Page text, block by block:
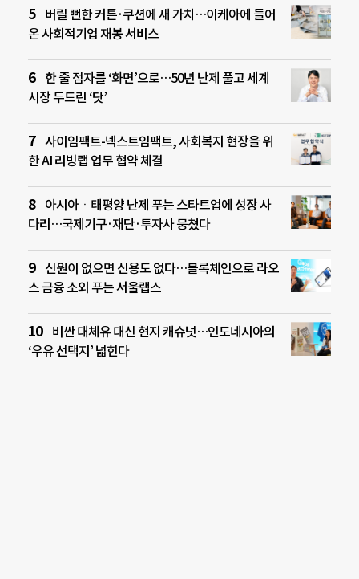
버릴 뻔한 커튼·쿠션에 새 가치…이케아에 들어
온 사회적기업 재봉 서비스
한 줄 점자를 ‘화면’으로…50년 난제 풀고 세계
시장 두드린 ‘닷’
사이임팩트-넥스트임팩트, 사회복지 현장을 위
한 AI 리빙랩 업무 협약 체결
아시아ㆍ태평양 난제 푸는 스타트업에 성장 사
다리…국제기구·재단·투자사 뭉쳤다
신원이 없으면 신용도 없다…블록체인으로 라오
스 금융 소외 푸는 서울랩스
비싼 대체유 대신 현지 캐슈넛…인도네시아의
‘우유 선택지’ 넓힌다